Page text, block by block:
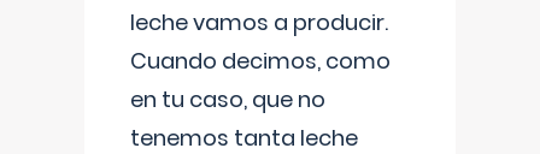
leche vamos a producir.
Cuando decimos, como
en tu caso, que no
tenemos tanta leche